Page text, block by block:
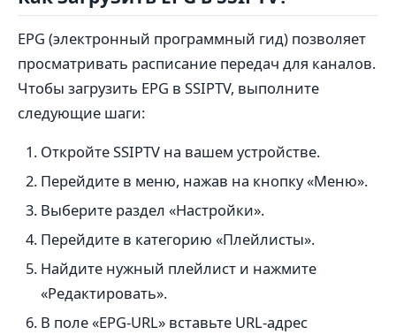
EPG (электронный программный гид) позволяет
просматривать расписание передач для каналов.
Чтобы загрузить EPG в SSIPTV, выполните
следующие шаги:
Откройте SSIPTV на вашем устройстве.
Перейдите в меню, нажав на кнопку «Меню».
Выберите раздел «Настройки».
Перейдите в категорию «Плейлисты».
Найдите нужный плейлист и нажмите
«Редактировать».
В поле «EPG-URL» вставьте URL-адрес